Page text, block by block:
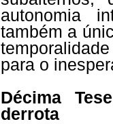
autonomia
também a
para o
Décima
derrota